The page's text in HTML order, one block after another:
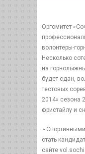
Оргомитет
волонтеры-
Несколько
на
будет сдан,
тестовых
2014» сезона
фристайлу и
-
стать
сайте